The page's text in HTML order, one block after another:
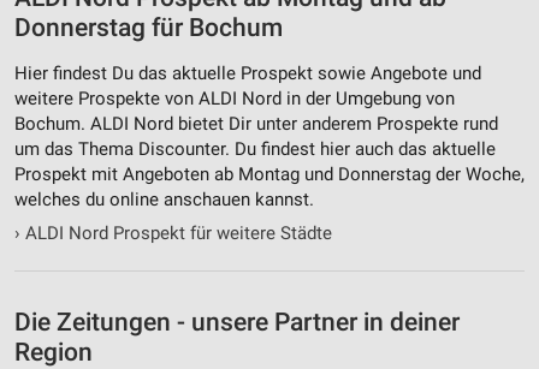
Donnerstag für Bochum
Hier findest Du das aktuelle Prospekt sowie Angebote und
weitere Prospekte von ALDI Nord in der Umgebung von
Bochum. ALDI Nord bietet Dir unter anderem Prospekte rund
um das Thema Discounter. Du findest hier auch das aktuelle
Prospekt mit Angeboten ab Montag und Donnerstag der Woche,
welches du online anschauen kannst.
› ALDI Nord Prospekt für weitere Städte
Die Zeitungen - unsere Partner in deiner
Region